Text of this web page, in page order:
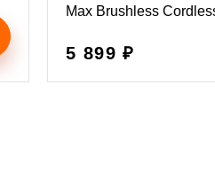
Max Brushless
5 899 ₽